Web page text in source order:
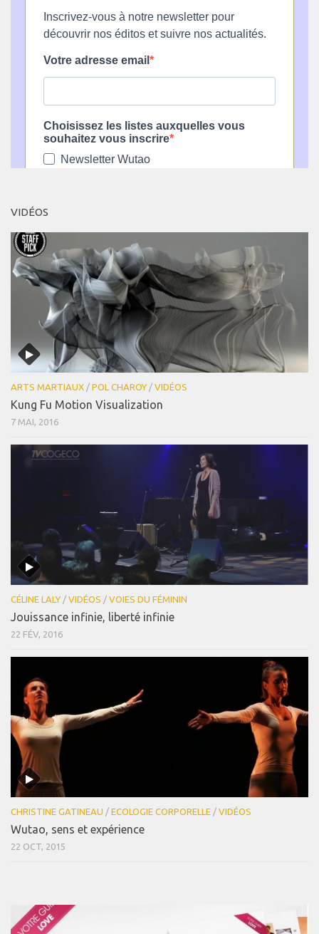
VIDÉOS
ARTS MARTIAUX / POL CHAROY / VIDÉOS
Kung Fu Motion Visualization
7 MAI, 2016
CÉLINE LALY / VIDÉOS / VOIES DU FÉMININ
Jouissance infinie, liberté infinie
22 FÉV, 2016
CHRISTINE GATINEAU / ECOLOGIE CORPORELLE / VIDÉOS
Wutao, sens et expérience
22 OCT, 2015